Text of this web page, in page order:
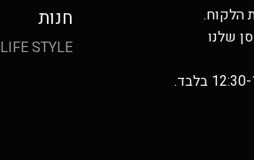
הלקוח.
שלנו
חנות
LIFE STYLE